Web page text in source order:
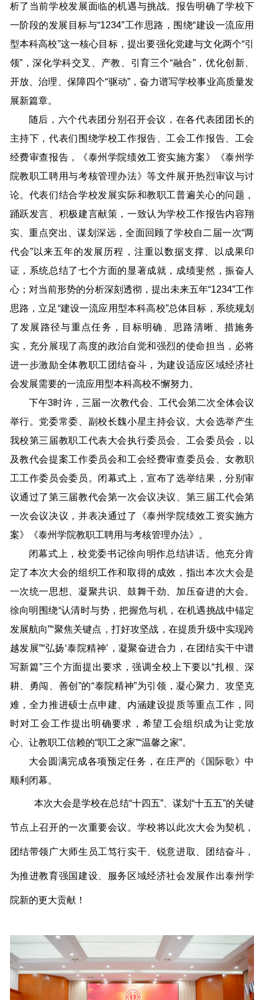
析了当前学校发展面临的机遇与挑战。报告明确了学校下
一阶段的发展目标与“1234”工作思路，围绕“建设一流应用
型本科高校”这一核心目标，提出要强化党建与文化两个“引
领”，深化学科交叉、产教、引育三个“融合”，优化创新、
开放、治理、保障四个“驱动”，奋力谱写学校事业高质量发
展新篇章。
随后，六个代表团分别召开会议，在各代表团团长的
主持下，代表们围绕学校工作报告、工会工作报告、工会
经费审查报告，《泰州学院绩效工资实施方案》《泰州学
院教职工聘用与考核管理办法》等文件展开热烈审议与讨
论。代表们结合学校发展实际和教职工普遍关心的问题，
踊跃发言、积极建言献策，一致认为学校工作报告内容翔
实、重点突出、谋划深远，全面回顾了学校自二届一次“两
代会”以来五年的发展历程，注重以数据支撑、以成果印
证，系统总结了七个方面的显著成就，成绩斐然，振奋人
心；对当前形势的分析深刻透彻，提出未来五年“1234”工作
思路，立足“建设一流应用型本科高校”总体目标，系统规划
了发展路径与重点任务，目标明确、思路清晰、措施务
实，充分展现了高度的政治自觉和强烈的使命担当，必将
进一步激励全体教职工团结奋斗，为建设适应区域经济社
会发展需要的一流应用型本科高校不懈努力。
下午3时许，三届一次教代会、工代会第二次全体会议
举行。党委常委、副校长魏小星主持会议。大会选举产生
我校第三届教职工代表大会执行委员会、工会委员会，以
及教代会提案工作委员会和工会经费审查委员会、女教职
工工作委员会委员。闭幕式上，宣布了选举结果，分别审
议通过了第三届教代会第一次会议决议、第三届工代会第
一次会议决议，并表决通过了《泰州学院绩效工资实施方
案》《泰州学院教职工聘用与考核管理办法》。
闭幕式上，校党委书记徐向明作总结讲话。他充分肯
定了本次大会的组织工作和取得的成效，指出本次大会是
一次统一思想、凝聚共识、鼓舞干劲、加压奋进的大会。
徐向明围绕“认清时与势，把握危与机，在机遇挑战中锚定
发展航向”“聚焦关键点，打好攻坚战，在提质升级中实现跨
越发展”“弘扬‘泰院精神’，凝聚奋进合力，在团结实干中谱
写新篇”三个方面提出要求，强调全校上下要以“扎根、深
耕、勇闯、善创”的“泰院精神”为引领，凝心聚力、攻坚克
难，全力推进硕士点申建、内涵建设提质等重点工作，同
时对工会工作提出明确要求，希望工会组织成为让党放
心、让教职工信赖的“职工之家”“温馨之家”。
大会圆满完成各项预定任务，在庄严的《国际歌》中
顺利闭幕。
本次大会是学校在总结“十四五”、谋划“十五五”的关键
节点上召开的一次重要会议。学校将以此次大会为契机，
团结带领广大师生员工笃行实干、锐意进取、团结奋斗，
为推进教育强国建设、服务区域经济社会发展作出泰州学
院新的更大贡献！